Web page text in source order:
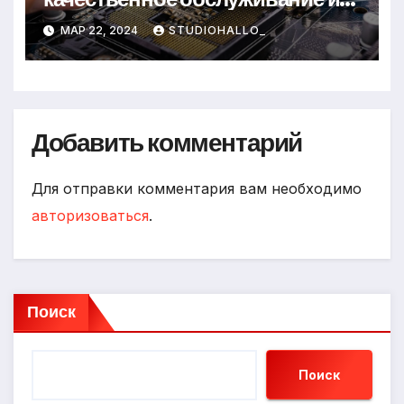
надежные специалисты
МАР 22, 2024 STUDIOHALLO_
Добавить комментарий
Для отправки комментария вам необходимо
авторизоваться.
Поиск
Поиск